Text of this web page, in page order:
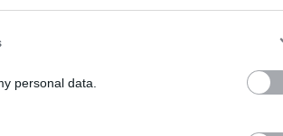
personal data.